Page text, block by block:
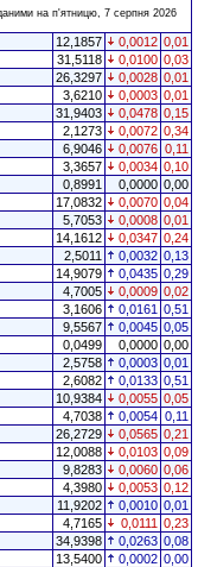
на п'ятницю, 7 серпня 2026
12,1857 0,0012 0,01
31,5118 0,0100 0,03
26,3297 0,0028 0,01
3,6210 0,0003 0,01
31,9403 0,0478 0,15
2,1273 0,0072 0,34
6,9046 0,0076 0,11
3,3657 0,0034 0,10
0,8991 0,0000 0,00
17,0832 0,0070 0,04
5,7053 0,0008 0,01
14,1612 0,0347 0,24
2,5011 0,0032 0,13
14,9079 0,0435 0,29
4,7005 0,0009 0,02
3,1606 0,0161 0,51
9,5567 0,0045 0,05
0,0499 0,0000 0,00
2,5758 0,0003 0,01
2,6082 0,0133 0,51
10,9384 0,0055 0,05
4,7038 0,0054 0,11
26,2729 0,0565 0,21
12,0088 0,0103 0,09
9,8283 0,0060 0,06
4,3980 0,0053 0,12
11,9202 0,0010 0,01
4,7165 0,0111 0,23
34,9398 0,0263 0,08
13,5400 0,0002 0,00